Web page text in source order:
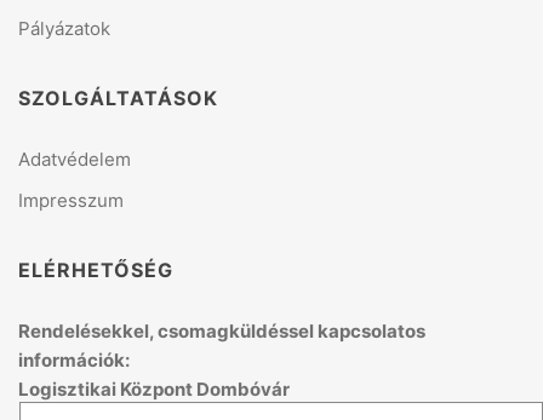
Pályázatok
SZOLGÁLTATÁSOK
Adatvédelem
Impresszum
ELÉRHETŐSÉG
Rendelésekkel, csomagküldéssel kapcsolatos
információk:
Logisztikai Központ Dombóvár